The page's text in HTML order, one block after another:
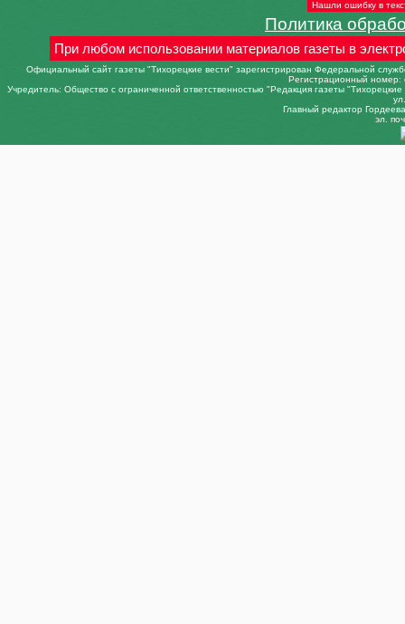
Нашли ошибку в
Политика
При любом использовании материалов газеты в
Официальный сайт газеты "Тихорецкие вести" зарегистрирован Федеральной
Регистрационный
Учредитель: Общество с ограниченной ответственностью "Редакция газеты
Главный редактор
эл.